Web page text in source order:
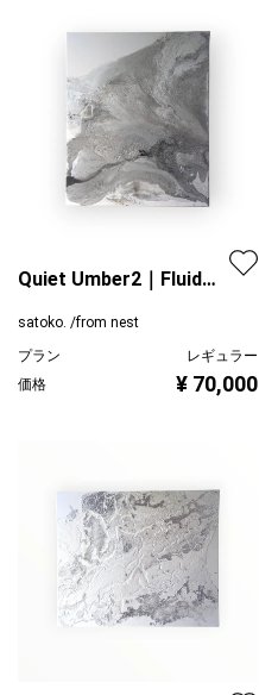
Quiet Umber2｜Fluid
satoko. /from nest
プラン
レギュラー
価格
¥ 70,000